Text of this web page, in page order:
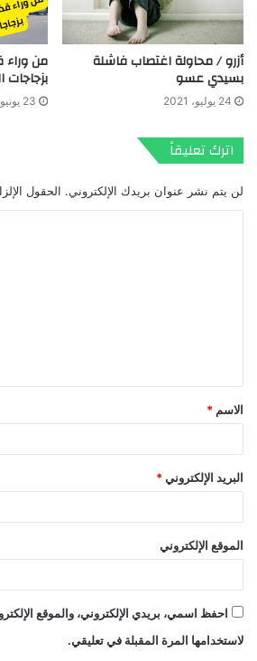
أزرو / محاولة اغتصاب فاشلة
بسيدي عسو
24 يوليو، 2021
من
23 يونيو، 2024
اترك تعليقاً
لن يتم نشر عنوان بريدك الإلكتروني. الحقول
الاسم *
البريد الإلكتروني *
الموقع الإلكتروني
احفظ اسمي، بريدي الإلكتروني، والموقع
لاستخدامها المرة المقبلة في تعليقي.